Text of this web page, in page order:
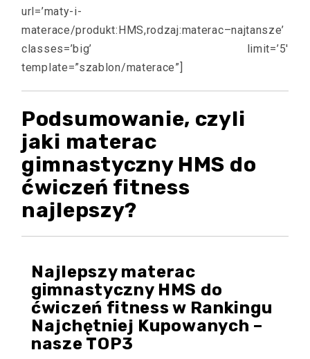
url=’maty-i-
materace/produkt:HMS,rodzaj:materac–najtansze’
classes=’big’ limit=’5′
template=”szablon/materace”]
Podsumowanie, czyli
jaki materac
gimnastyczny HMS do
ćwiczeń fitness
najlepszy?
Najlepszy materac
gimnastyczny HMS do
ćwiczeń fitness w Rankingu
Najchętniej Kupowanych –
nasze TOP3